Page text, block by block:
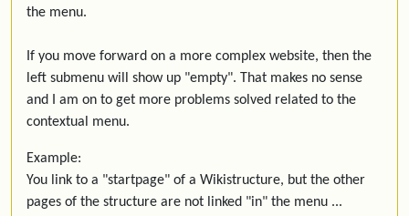
the menu.
If you move forward on a more complex website, then the
left submenu will show up "empty". That makes no sense
and I am on to get more problems solved related to the
contextual menu.
Example:
You link to a "startpage" of a Wikistructure, but the other
pages of the structure are not linked "in" the menu ...